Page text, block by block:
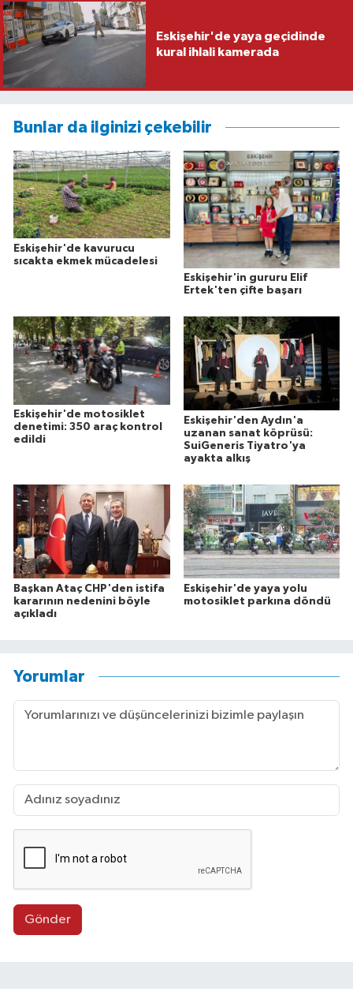
Eskişehir'de yaya geçidinde
kural ihlali kamerada
Bunlar da ilginizi çekebilir
Eskişehir'de kavurucu
sıcakta ekmek mücadelesi
Eskişehir'in gururu Elif
Ertek'ten çifte başarı
Eskişehir'de motosiklet
denetimi: 350 araç kontrol
edildi
Eskişehir'den Aydın'a
uzanan sanat köprüsü:
SuiGeneris Tiyatro'ya
ayakta alkış
Başkan Ataç CHP'den istifa
kararının nedenini böyle
açıkladı
Eskişehir'de yaya yolu
motosiklet parkına döndü
Yorumlar
Gönder